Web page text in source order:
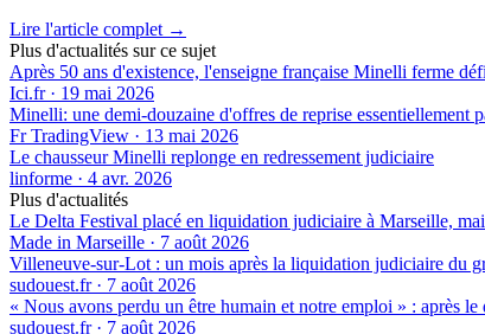
Lire l'article complet →
Plus d'actualités sur ce sujet
Après 50 ans d'existence, l'enseigne française Minelli ferme
Ici.fr· 19 mai 2026
Minelli: une demi-douzaine d'offres de reprise essentiellement
Fr TradingView · 13 mai 2026
Le chausseur Minelli replonge en redressement judiciaire
linforme · 4 avr. 2026
Plus d'actualités
Le Delta Festival placé en liquidation judiciaire à Marseille,
Made in Marseille · 7 août 2026
Villeneuve-sur-Lot : un mois après la liquidation judiciaire du
sudouest.fr· 7 août 2026
« Nous avons perdu un être humain et notre emploi » : après
sudouest.fr· 7 août 2026